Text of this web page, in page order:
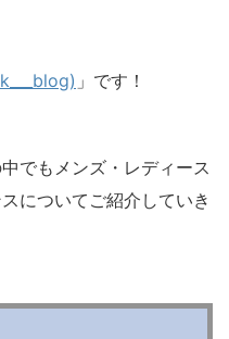
」です！
でもメンズ・レディース
についてご紹介していき